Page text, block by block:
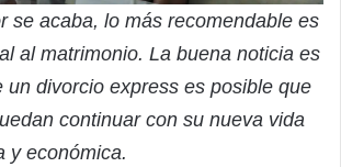
se acaba, lo más recomendable es
al matrimonio. La buena noticia es
un divorcio express es posible que
continuar con su nueva vida
y económica.